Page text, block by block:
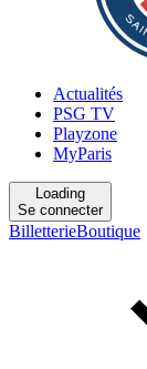
Actualités
PSG TV
Playzone
MyParis
Loading
Se connecter
BilletterieBoutique